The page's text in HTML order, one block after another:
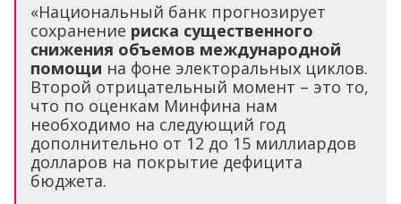
«Национальный банк прогнозирует
сохранение риска существенного
снижения объемов международной
помощи на фоне электоральных циклов.
Второй отрицательный момент – это то,
что по оценкам Минфина нам
необходимо на следующий год
дополнительно от 12 до 15 миллиардов
долларов на покрытие дефицита
бюджета.